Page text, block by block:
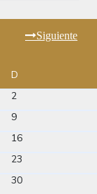
Siguiente
D
2
9
16
23
30